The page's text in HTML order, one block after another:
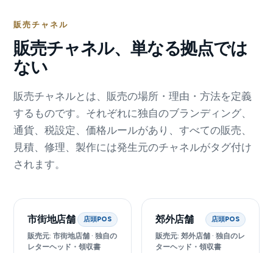
販売チャネル
販売チャネル、単なる拠点では
ない
販売チャネルとは、販売の場所・理由・方法を定義
するものです。それぞれに独自のブランディング、
通貨、税設定、価格ルールがあり、すべての販売、
見積、修理、製作には発生元のチャネルがタグ付け
されます。
市街地店舗 店頭POS
販売元: 市街地店舗 · 独自の
レターヘッド・領収書
郊外店舗 店頭POS
販売元: 郊外店舗 · 独自のレ
ターヘッド・領収書